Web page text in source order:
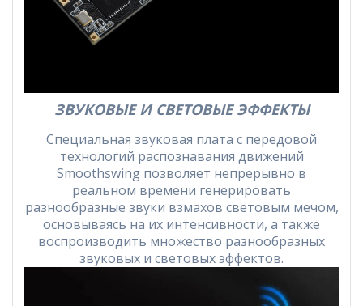
ЗВУКОВЫЕ И СВЕТОВЫЕ ЭФФЕКТЫ
Специальная звуковая плата с передовой
технологий распознавания движений
Smoothswing позволяет непрерывно в
реальном времени генерировать
разнообразные звуки взмахов световым мечом,
основываясь на их интенсивности, а также
воспроизводить множество разнообразных
звуковых и световых эффектов.